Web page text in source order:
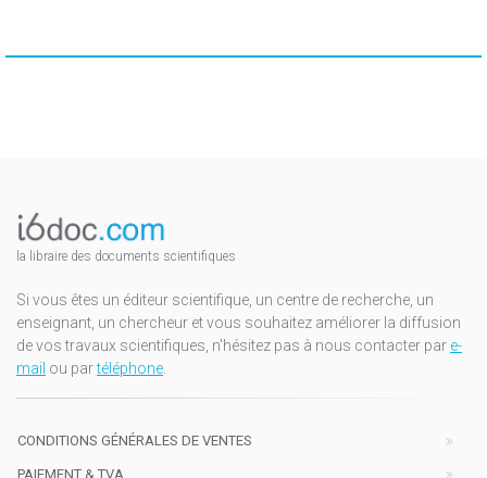
la libraire des documents scientifiques
Si vous êtes un éditeur scientifique, un centre de recherche, un
enseignant, un chercheur et vous souhaitez améliorer la diffusion
de vos travaux scientifiques, n'hésitez pas à nous contacter par e-
mail ou partéléphone.
CONDITIONS GÉNÉRALES DE VENTES
PAIEMENT & TVA